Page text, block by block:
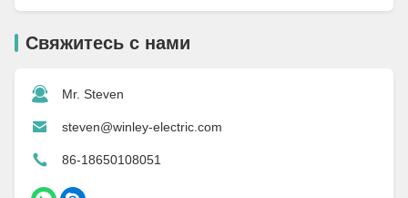
Свяжитесь с нами
Mr. Steven
steven@winley-electric.com
86-18650108051